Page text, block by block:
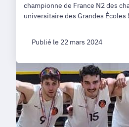
championne de France N2 des
universitaire des Grandes Écoles !
Publié le 22 mars 2024